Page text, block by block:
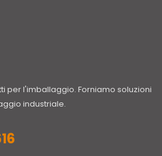
per l'imballaggio. Forniamo soluzioni
industriale.